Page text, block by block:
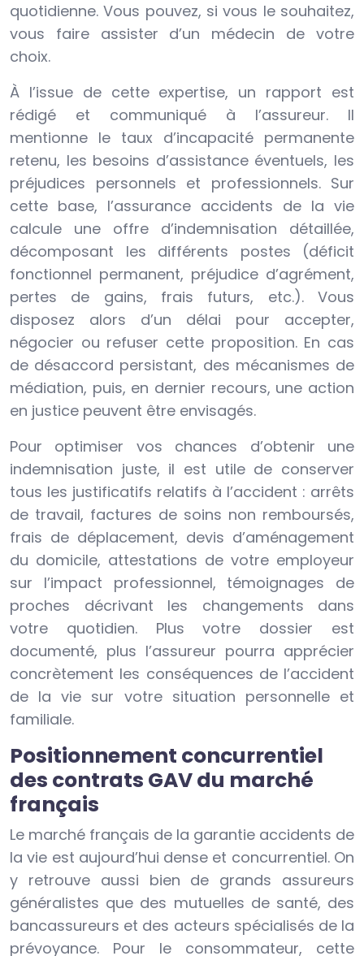
quotidienne. Vous pouvez, si vous le souhaitez,
vous faire assister d’un médecin de votre
choix.
À l’issue de cette expertise, un rapport est
rédigé et communiqué à l’assureur. Il
mentionne le taux d’incapacité permanente
retenu, les besoins d’assistance éventuels, les
préjudices personnels et professionnels. Sur
cette base, l’assurance accidents de la vie
calcule une offre d’indemnisation détaillée,
décomposant les différents postes (déficit
fonctionnel permanent, préjudice d’agrément,
pertes de gains, frais futurs, etc.). Vous
disposez alors d’un délai pour accepter,
négocier ou refuser cette proposition. En cas
de désaccord persistant, des mécanismes de
médiation, puis, en dernier recours, une action
en justice peuvent être envisagés.
Pour optimiser vos chances d’obtenir une
indemnisation juste, il est utile de conserver
tous les justificatifs relatifs à l’accident : arrêts
de travail, factures de soins non remboursés,
frais de déplacement, devis d’aménagement
du domicile, attestations de votre employeur
sur l’impact professionnel, témoignages de
proches décrivant les changements dans
votre quotidien. Plus votre dossier est
documenté, plus l’assureur pourra apprécier
concrètement les conséquences de l’accident
de la vie sur votre situation personnelle et
familiale.
Positionnement concurrentiel
des contrats GAV du marché
français
Le marché français de la garantie accidents de
la vie est aujourd’hui dense et concurrentiel. On
y retrouve aussi bien de grands assureurs
généralistes que des mutuelles de santé, des
bancassureurs et des acteurs spécialisés de la
prévoyance. Pour le consommateur, cette